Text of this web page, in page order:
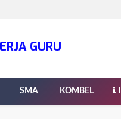
GURU
SMA KOMBEL